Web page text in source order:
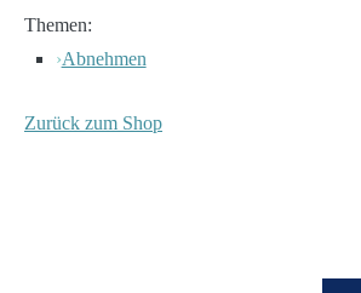
Themen:
›Abnehmen
Zurück zum Shop